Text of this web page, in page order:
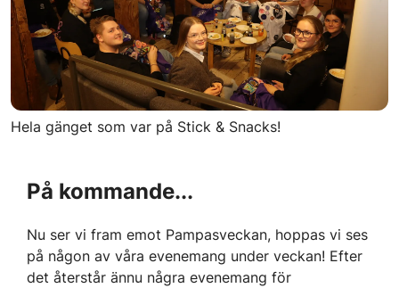
Hela gänget som var på Stick & Snacks!
På kommande...
Nu ser vi fram emot Pampasveckan, hoppas vi ses
på någon av våra evenemang under veckan! Efter
det återstår ännu några evenemang för